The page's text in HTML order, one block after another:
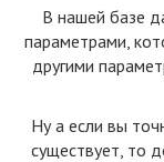
В нашей базе
параметрами,
другими
Ну а если вы
существует, то